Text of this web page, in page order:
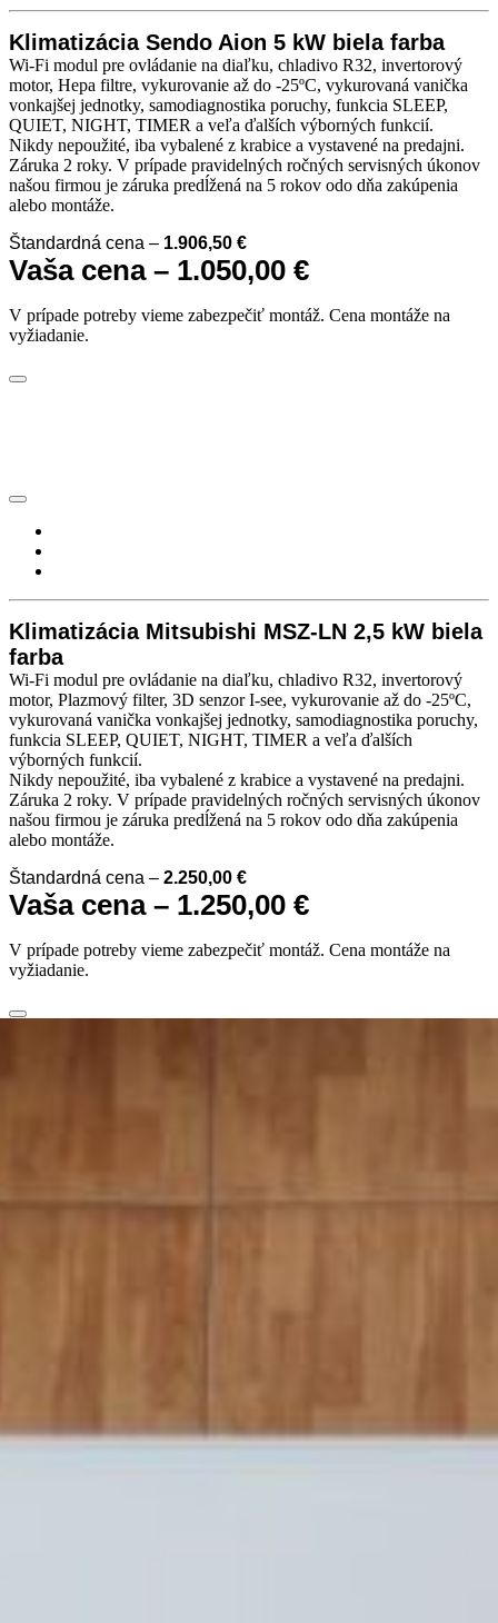
Klimatizácia Sendo Aion 5 kW biela farba
Wi-Fi modul pre ovládanie na diaľku, chladivo R32, invertorový
motor, Hepa filtre, vykurovanie až do -25ºC, vykurovaná vanička
vonkajšej jednotky, samodiagnostika poruchy, funkcia SLEEP,
QUIET, NIGHT, TIMER a veľa ďalších výborných funkcií.
Nikdy nepoužité, iba vybalené z krabice a vystavené na predajni.
Záruka 2 roky. V prípade pravidelných ročných servisných úkonov
našou firmou je záruka predĺžená na 5 rokov odo dňa zakúpenia
alebo montáže.
Štandardná cena – 1.906,50 €
Vaša cena – 1.050,00 €
V prípade potreby vieme zabezpečiť montáž. Cena montáže na
vyžiadanie.
Klimatizácia Mitsubishi MSZ-LN 2,5 kW biela
farba
Wi-Fi modul pre ovládanie na diaľku, chladivo R32, invertorový
motor, Plazmový filter, 3D senzor I-see, vykurovanie až do -25ºC,
vykurovaná vanička vonkajšej jednotky, samodiagnostika poruchy,
funkcia SLEEP, QUIET, NIGHT, TIMER a veľa ďalších
výborných funkcií.
Nikdy nepoužité, iba vybalené z krabice a vystavené na predajni.
Záruka 2 roky. V prípade pravidelných ročných servisných úkonov
našou firmou je záruka predĺžená na 5 rokov odo dňa zakúpenia
alebo montáže.
Štandardná cena – 2.250,00 €
Vaša cena – 1.250,00 €
V prípade potreby vieme zabezpečiť montáž. Cena montáže na
vyžiadanie.